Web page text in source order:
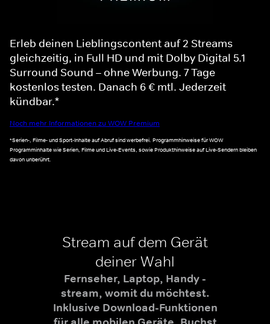
Erleb deinen Lieblingscontent auf 2 Streams
gleichzeitig, in Full HD und mit Dolby Digital 5.1
Surround Sound – ohne Werbung. 7 Tage
kostenlos testen. Danach 6 € mtl. Jederzeit
kündbar.*
Noch mehr Informationen zu WOW Premium
*Serien-, Filme- und Sport-Inhalte auf Abruf sind werbefrei. Programmhinweise für WOW
Programminhalte wie Serien, Filme und Live-Events, sowie Produkthinweise auf Live-Sendern bleiben
davon unberührt.
Stream auf dem Gerät
deiner Wahl
Fernseher, Laptop, Handy -
stream, womit du möchtest.
Inklusive Download-Funktionen